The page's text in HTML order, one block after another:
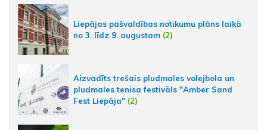
Liepājas pašvaldības notikumu plāns laikā
no 3. līdz 9. augustam (2)
Aizvadīts trešais pludmales volejbola un
pludmales tenisa festivāls "Amber Sand
Fest Liepāja" (2)